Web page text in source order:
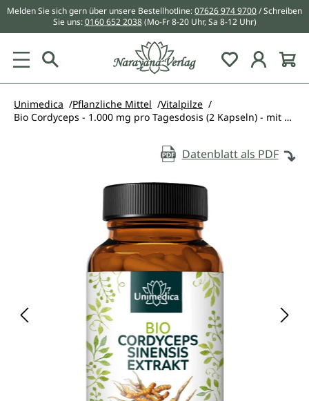
springen
Melden Sie sich gern über unsere Bestellhotline:07626 974 9700/ Schreiben
Sie uns:0160 652 2038 (Mo-Fr 8-20 Uhr, Sa 8-12 Uhr)
Du hast 0
Unimedica Pflanzliche Mittel
Vitalpilze
Bio Cordyceps - 1.000 mg pro Tagesdosis (2 Kapseln) - mit 30 % Polysacchariden - hochdosiert - 90 Kapseln - von Unimedica
Datenblatt als PDF
Bildergalerie überspringen